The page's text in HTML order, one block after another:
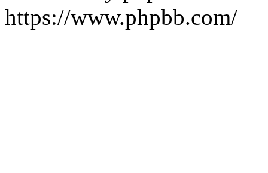
https://www.phpbb.com/